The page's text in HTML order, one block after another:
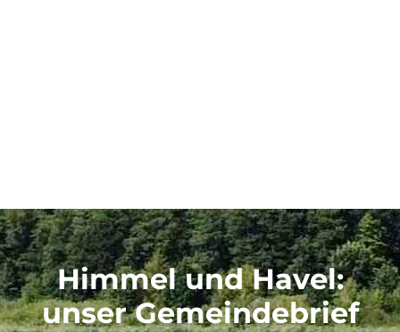
Himmel und Havel:
unser Gemeindebrief